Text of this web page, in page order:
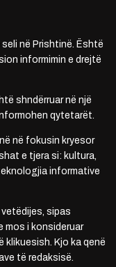
në Prishtinë. Është
informimin e drejtë
shndërruar në një
qytetarët.
në fokusin kryesor
e tjera si: kultura,
informative
vetëdijes, sipas
mos i konsideruar
klikuesish. Kjo ka qenë
të redaksisë.